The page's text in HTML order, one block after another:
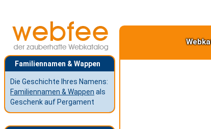
Familiennamen & Wappen
Die Geschichte Ihres Namens:
Familiennamen & Wappen als
Geschenk auf Pergament